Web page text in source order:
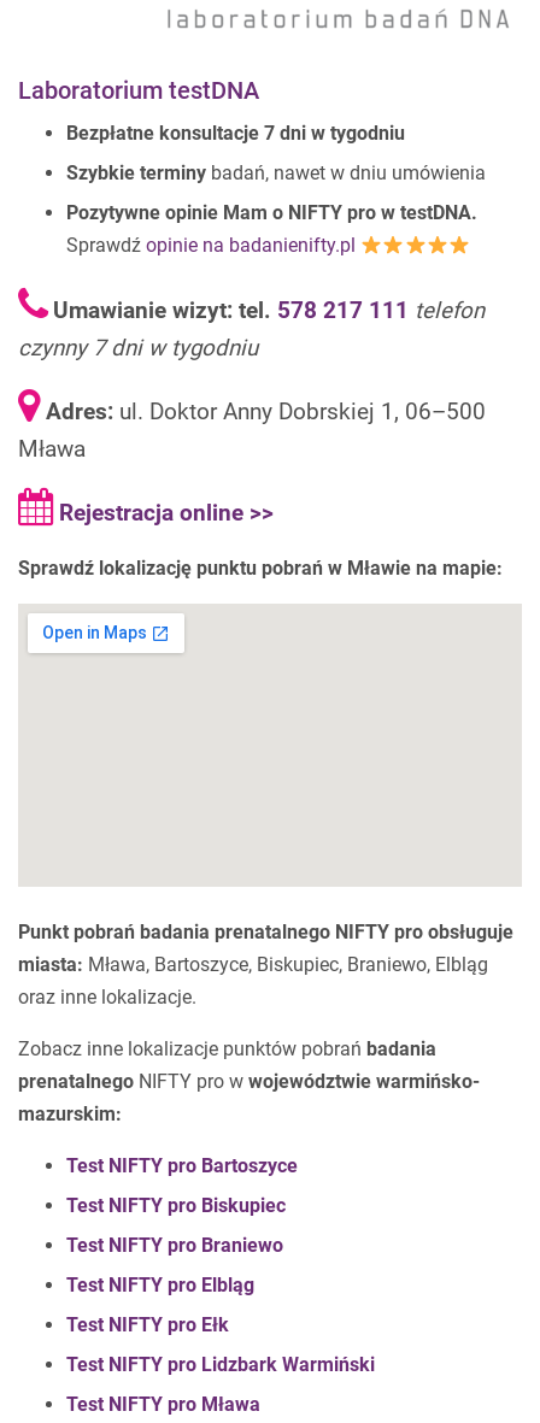
Laboratorium testDNA
Bezpłatne konsultacje 7 dni w tygodniu
Szybkie terminy badań, nawet w dniu umówienia
Pozytywne opinie Mam o NIFTY pro w testDNA.
Sprawdź opinie na badanienifty.pl
Umawianie wizyt: tel. 578 217 111 telefon
czynny 7 dni w tygodniu
Adres: ul. Doktor Anny Dobrskiej 1, 06–500
Mława
Rejestracja online >>
Sprawdź lokalizację punktu pobrań w Mławie na mapie:
Punkt pobrań badania prenatalnego NIFTY pro obsługuje
miasta: Mława, Bartoszyce, Biskupiec, Braniewo, Elbląg
oraz inne lokalizacje.
Zobacz inne lokalizacje punktów pobrań badania
prenatalnego NIFTY pro w województwie warmińsko-
mazurskim:
Test NIFTY pro Bartoszyce
Test NIFTY pro Biskupiec
Test NIFTY pro Braniewo
Test NIFTY pro Elbląg
Test NIFTY pro Ełk
Test NIFTY pro Lidzbark Warmiński
Test NIFTY pro Mława